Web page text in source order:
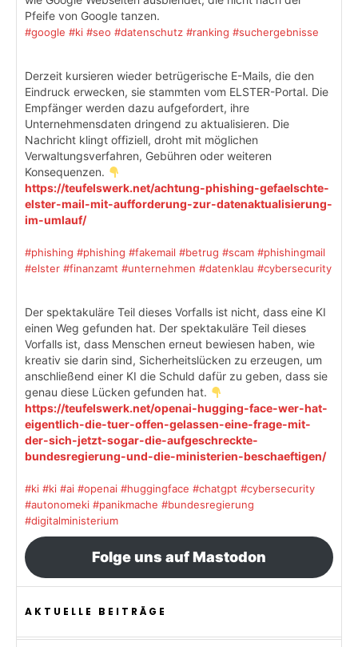
Pfeife von Google tanzen.
#google #ki #seo #datenschutz #ranking #suchergebnisse
Derzeit kursieren wieder betrügerische E-Mails, die den
Eindruck erwecken, sie stammten vom ELSTER-Portal. Die
Empfänger werden dazu aufgefordert, ihre
Unternehmensdaten dringend zu aktualisieren. Die
Nachricht klingt offiziell, droht mit möglichen
Verwaltungsverfahren, Gebühren oder weiteren
Konsequenzen.
https://teufelswerk.net/achtung-phishing-gefaelschte-
elster-mail-mit-aufforderung-zur-datenaktualisierung-
im-umlauf/
#phishing #phishing #fakemail #betrug #scam #phishingmail
#elster #finanzamt #unternehmen #datenklau #cybersecurity
Der spektakuläre Teil dieses Vorfalls ist nicht, dass eine KI
einen Weg gefunden hat. Der spektakuläre Teil dieses
Vorfalls ist, dass Menschen erneut bewiesen haben, wie
kreativ sie darin sind, Sicherheitslücken zu erzeugen, um
anschließend einer KI die Schuld dafür zu geben, dass sie
genau diese Lücken gefunden hat.
https://teufelswerk.net/openai-hugging-face-wer-hat-
eigentlich-die-tuer-offen-gelassen-eine-frage-mit-
der-sich-jetzt-sogar-die-aufgeschreckte-
bundesregierung-und-die-ministerien-beschaeftigen/
#ki #ki #ai #openai #huggingface #chatgpt #cybersecurity
#autonomeki #panikmache #bundesregierung
#digitalministerium
Folge uns auf Mastodon
AKTUELLE BEITRÄGE